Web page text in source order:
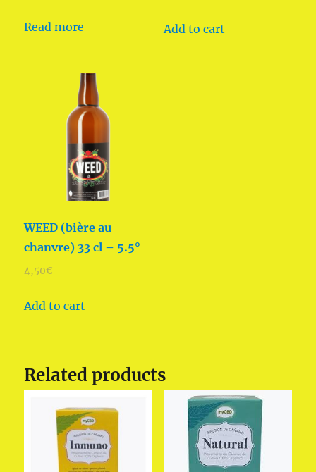
Read more Add to cart
WEED (bière au
chanvre) 33 cl – 5.5°
4,50€
Add to cart
Related products